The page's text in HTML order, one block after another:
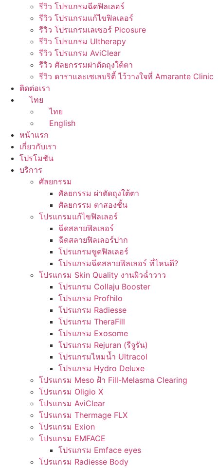
รีวิว โปรแกรมฉีดฟิลเลอร์
รีวิว โปรแกรมแก้ไขฟิลเลอร์
รีวิว โปรแกรมเลเซอร์ Picosure
รีวิว โปรแกรม Ultherapy
รีวิว โปรแกรม AviClear
รีวิว ศัลยกรรมผ่าตัดถุงใต้ตา
รีวิว ดาราและเซเลบริตี้ ไว้วางใจที่ Amarante Clinic
ติดต่อเรา
ไทย
ไทย
English
หน้าแรก
เกี่ยวกับเรา
โปรโมชัน
บริการ
ศัลยกรรม
ศัลยกรรม ผ่าตัดถุงใต้ตา
ศัลยกรรม ตาสองชั้น
โปรแกรมแก้ไขฟิลเลอร์
ฉีดสลายฟิลเลอร์
ฉีดสลายฟิลเลอร์ปาก
โปรแกรมขูดฟิลเลอร์
โปรแกรมฉีดสลายฟิลเลอร์ ที่ไหนดี?
โปรแกรม Skin Quality งานผิวฉ่ำวาว
โปรแกรม Collaju Booster
โปรแกรม Profhilo
โปรแกรม Radiesse
โปรแกรม TheraFill
โปรแกรม Exosome
โปรแกรม Rejuran (รีจูรัน)
โปรแกรมไหมน้ำ Ultracol
โปรแกรม Hydro Deluxe
โปรแกรม Meso ฝ้า Fill-Melasma Clearing
โปรแกรม Oligio X
โปรแกรม AviClear
โปรแกรม Thermage FLX
โปรแกรม Exion
โปรแกรม EMFACE
โปรแกรม Emface eyes
โปรแกรม Radiesse Body